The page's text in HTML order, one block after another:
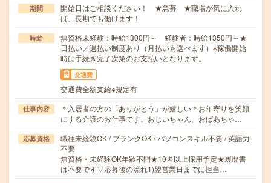
期間
開始日はご相談ください！ ★急募 ★職場が気に入れ
ば、長期でも働けます！
時給
無資格未経験：時給1300円～ 経験者：時給1350円～★
日払い／週払い制度あり（月払いも選べます）※稼働開始
時は手続き完了次第のお支払いとなります。
交通費
交通費全額支給※規定有
仕事内容
＊入居者の方の「ありがとう」が嬉しい＊お年寄りを笑顔
にする介護のお仕事です。おじいちゃん、おばあちゃ…
応募資格
職種未経験OK / ブランクOK / パソコンスキル不要 / 英語力
不要
無資格・未経験OK年齢不問★10名以上採用予定★履歴書
は不要です▽応募後の流れ1)翌営業日までに担当…